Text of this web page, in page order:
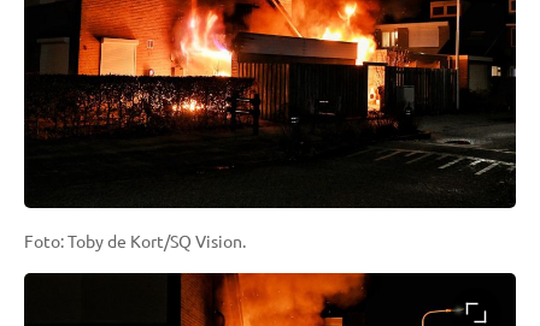
Foto: Toby de Kort/SQ Vision.